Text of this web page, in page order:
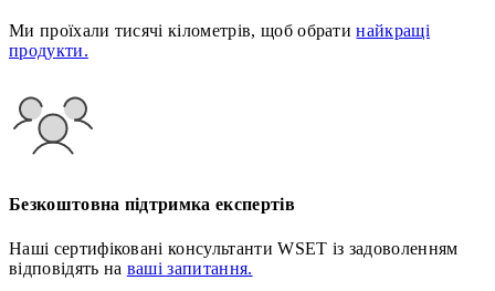
Ми проїхали тисячі кілометрів, щоб обратинайкращі
продукти.
Безкоштовна підтримка експертів
Наші сертифіковані консультанти WSET із задоволенням
відповідять на ваші запитання.